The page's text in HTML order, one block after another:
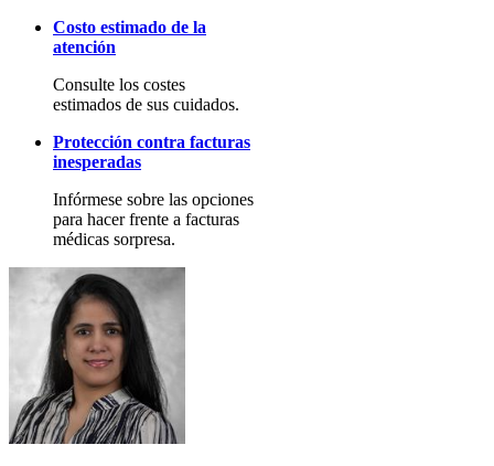
Costo estimado de la
atención
Consulte los costes
estimados de sus cuidados.
Protección contra facturas
inesperadas
Infórmese sobre las opciones
para hacer frente a facturas
médicas sorpresa.